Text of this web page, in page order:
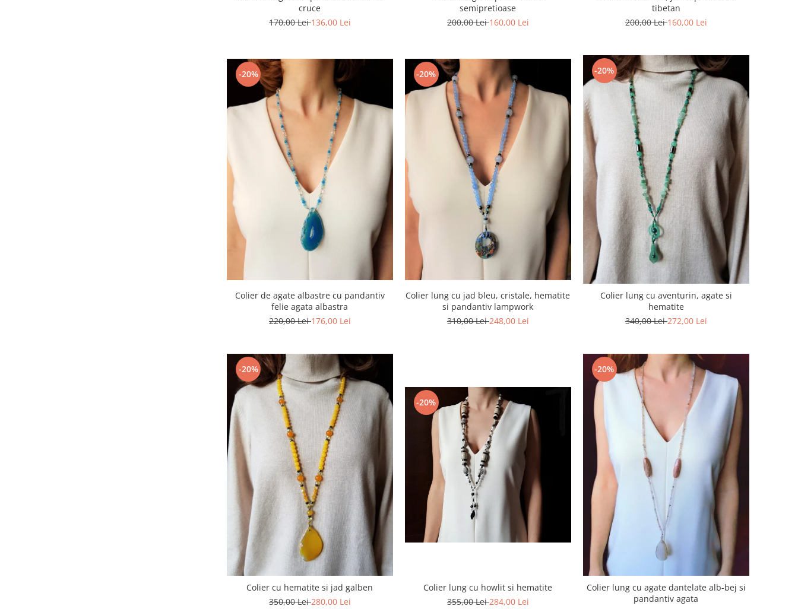
cruce
170,00 Lei136,00 Lei
semipretioase
200,00 Lei160,00 Lei
tibetan
200,00 Lei160,00 Lei
-20%
Colier de agate albastre cu pandantiv
felie agata albastra
220,00 Lei176,00 Lei
-20%
Colier lung cu jad bleu, cristale, hematite
si pandantiv lampwork
310,00 Lei248,00 Lei
-20%
Colier lung cu aventurin, agate si
hematite
340,00 Lei272,00 Lei
-20%
Colier cu hematite si jad galben
350,00 Lei280,00 Lei
-20%
Colier lung cu howlit si hematite
355,00 Lei284,00 Lei
-20%
Colier lung cu agate dantelate alb-bej si
pandantiv agata